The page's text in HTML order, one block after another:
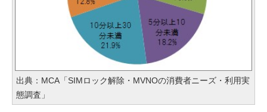
出典：MCA「SIMロック解除・MVNOの消費者ニーズ・利用実
態調査」